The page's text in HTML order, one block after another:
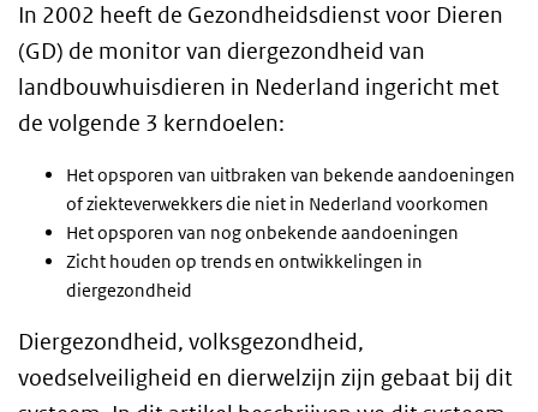
In 2002 heeft de Gezondheidsdienst voor Dieren
(GD) de monitor van diergezondheid van
landbouwhuisdieren in Nederland ingericht met
de volgende 3 kerndoelen:
Het opsporen van uitbraken van bekende aandoeningen
of ziekteverwekkers die niet in Nederland voorkomen
Het opsporen van nog onbekende aandoeningen
Zicht houden op trends en ontwikkelingen in
diergezondheid
Diergezondheid, volksgezondheid,
voedselveiligheid en dierwelzijn zijn gebaat bij dit